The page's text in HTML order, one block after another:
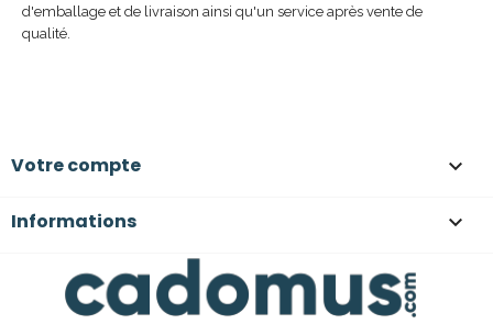
d'emballage et de livraison ainsi qu'un service après vente de
qualité.
Votre compte 
Informations 